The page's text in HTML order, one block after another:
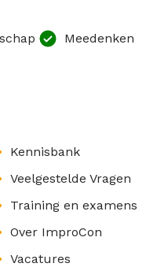
Meedenken
Kennisbank
Veelgestelde Vragen
Training en examens
Over ImproCon
Vacatures